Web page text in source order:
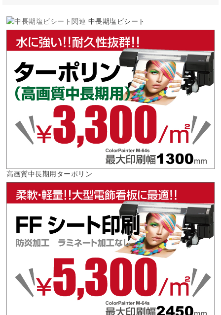
中長期塩ビシート
高画質中長期用ターポリン